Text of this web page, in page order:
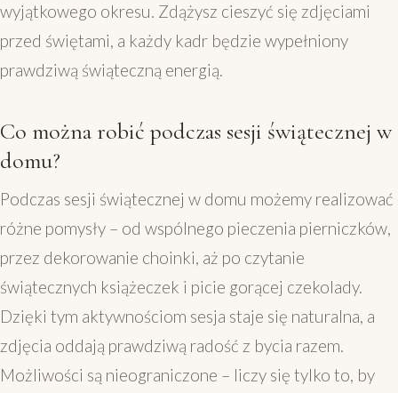
wyjątkowego okresu. Zdążysz cieszyć się zdjęciami
przed świętami, a każdy kadr będzie wypełniony
prawdziwą świąteczną energią.
Co można robić podczas sesji świątecznej w
domu?
Podczas sesji świątecznej w domu możemy realizować
różne pomysły – od wspólnego pieczenia pierniczków,
przez dekorowanie choinki, aż po czytanie
świątecznych książeczek i picie gorącej czekolady.
Dzięki tym aktywnościom sesja staje się naturalna, a
zdjęcia oddają prawdziwą radość z bycia razem.
Możliwości są nieograniczone – liczy się tylko to, by